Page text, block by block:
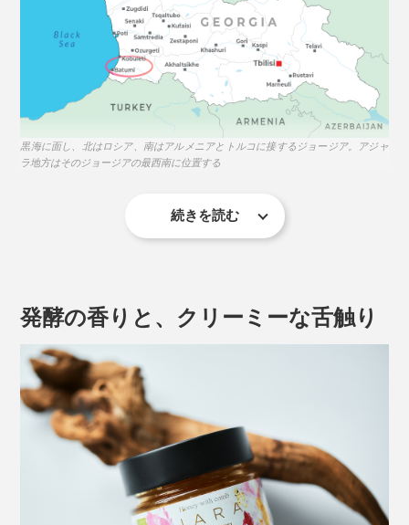
黒海に面し、北はロシア、南はアルメニアとトルコに接するジョージア。アジャ
ラ地方はそのジョージアの最西南に位置する
作るようになったのが起源といわれています。
驚くのはその設置場所。クマなどから巣を守るため、断
崖絶壁や森深くの木の上など、どうやって収穫するの？
と思うような場所に取り付け、野生のコーカサス・ミツ
バチが巣を作るのを待ちます。
続きを読む
発酵の香りと、クリーミーな舌触り